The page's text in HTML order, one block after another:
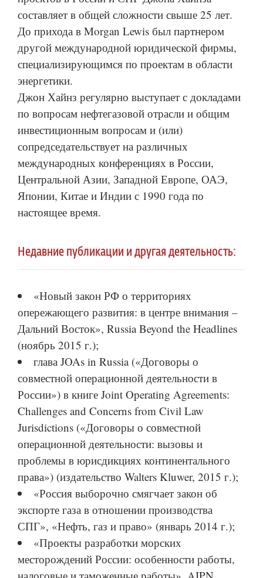
составляет в общей сложности свыше 25 лет.
До прихода в Morgan Lewis был партнером
другой международной юридической фирмы,
специализирующимся по проектам в области
энергетики.
Джон Хайнз регулярно выступает с докладами
по вопросам нефтегазовой отрасли и общим
инвестиционным вопросам и (или)
сопредседательствует на различных
международных конференциях в России,
Центральной Азии, Западной Европе, ОАЭ,
Японии, Китае и Индии с 1990 года по
настоящее время.
Недавние публикации и другая деятельность:
«Новый закон РФ о территориях
опережающего развития: в центре внимания –
Дальний Восток», Russia Beyond the Headlines
(ноябрь 2015 г.);
глава JOAs in Russia («Договоры о
совместной операционной деятельности в
России») в книге Joint Operating Agreements:
Challenges and Concerns from Civil Law
Jurisdictions («Договоры о совместной
операционной деятельности: вызовы и
проблемы в юрисдикциях континентального
права») (издательство Walters Kluwer, 2015 г.);
«Россия выборочно смягчает закон об
экспорте газа в отношении производства
СПГ», «Нефть, газ и право» (январь 2014 г.);
«Проекты разработки морских
месторождений России: особенности работы,